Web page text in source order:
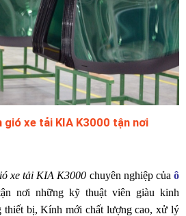
gió xe tải KIA K3000 tận nơi
xe tải KIA K3000 chuyên nghiệp củaô
nơi những kỹ thuật viên giàu kinh
thiết bị, Kính mới chất lượng cao, xử lý